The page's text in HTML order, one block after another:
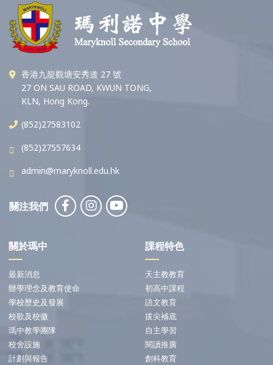
香港九龍觀塘安秀道 27 號
27 ON SAU ROAD, KWUN TONG,
KLN, Hong Kong.
(852)27583102
(852)27557634
admin@maryknoll.edu.hk
關注我們
關於瑪中
最新消息
辦學理念及教育使命
學校歷史及發展
校歌及校徽
瑪中教學團隊
校舍設施
計劃與報告
課程特色
天主教教育
初高中課程
語文教育
拔尖補底
自主學習
閱讀推廣
創科教育